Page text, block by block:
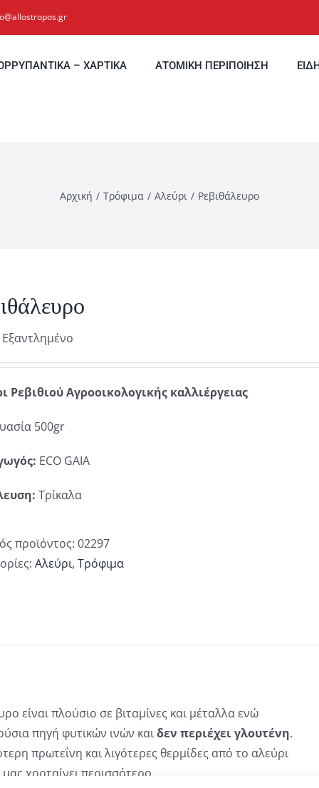
– ΧΑΡΤΙΚΑ ΑΤΟΜΙΚΗ ΠΕΡΙΠΟΙΗΣΗ
Αρχική Τρόφιμα Αλεύρι Ρεβιθάλευρο
Εξαντλημένο
Ρεβιθιού Αγροοικολογικής καλλιέργειας
500gr
ECO GAIA
Τρίκαλα
προϊόντος: 02297
Αλεύρι, Τρόφιμα
είναι πλούσιο σε βιταμίνες και μέταλλα ενώ
πηγή φυτικών ινών καιδεν περιέχει γλουτένη.
πρωτεΐνη και λιγότερες θερμίδες από το αλεύρι
μας χορταίνει περισσότερο.